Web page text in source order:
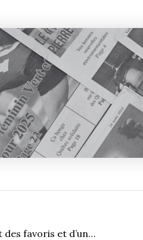
NFL : portrait des favoris et d’une équipe émergente